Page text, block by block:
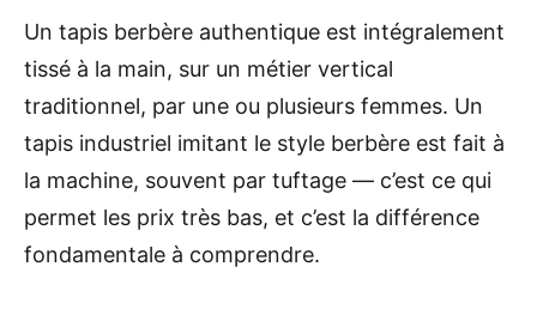
Un tapis berbère authentique est intégralement
tissé à la main, sur un métier vertical
traditionnel, par une ou plusieurs femmes. Un
tapis industriel imitant le style berbère est fait à
la machine, souvent par tuftage — c’est ce qui
permet les prix très bas, et c’est la différence
fondamentale à comprendre.